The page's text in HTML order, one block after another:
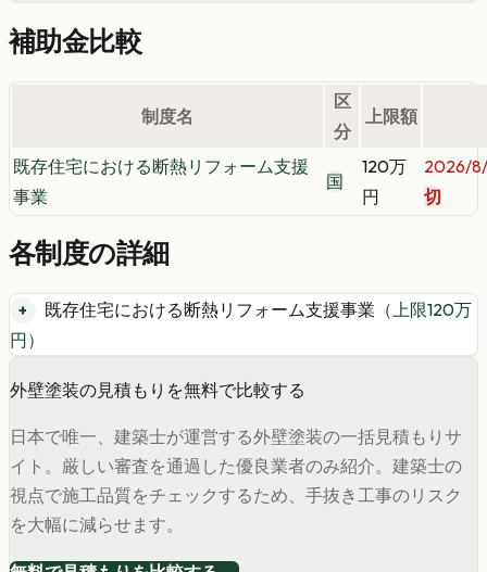
補助金比較
制度名
区
分
上限額
既存住宅における断熱リフォーム支援
事業
国
120万
円
2026/
切
各制度の詳細
既存住宅における断熱リフォーム支援事業 （上限120万
円）
外壁塗装の見積もりを無料で比較する
日本で唯一、建築士が運営する外壁塗装の一括見積もりサ
イト。厳しい審査を通過した優良業者のみ紹介。建築士の
視点で施工品質をチェックするため、手抜き工事のリスク
を大幅に減らせます。